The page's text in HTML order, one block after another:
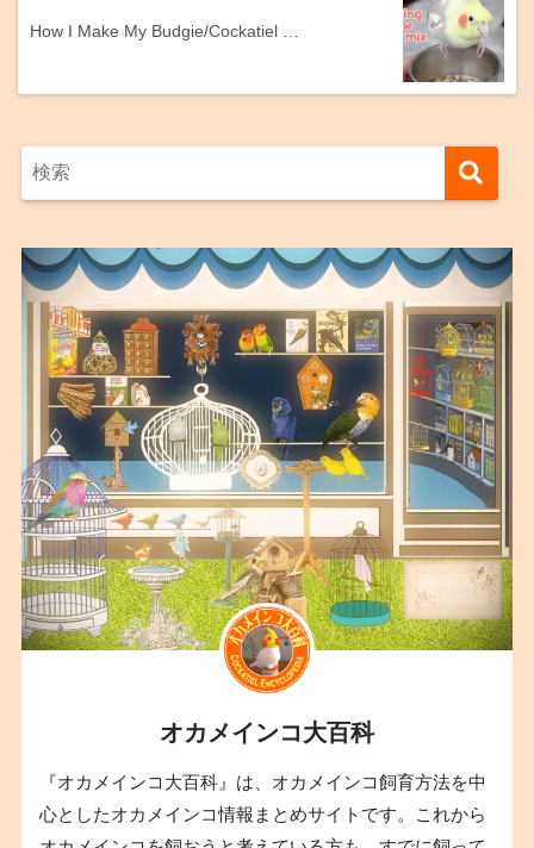
How I Make My Budgie/Cockatiel …
オカメインコ大百科
『オカメインコ大百科』は、オカメインコ飼育方法を中
心としたオカメインコ情報まとめサイトです。これから